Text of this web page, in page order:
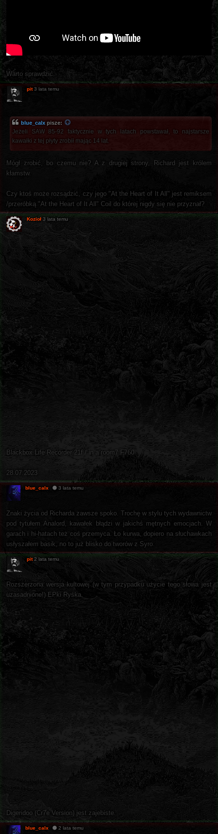
Warto sprawdzić.
pit 3 lata temu
blue_calx pisze:
Jeżeli SAW 85-92 faktycznie w tych latach powstawał, to najstarsze
kawałki z tej płyty zrobił mając 14 lat.
Mógł zrobić, bo czemu nie? A z drugiej strony, Richard jest królem
kłamstw.
Czy ktoś może rozsądzić, czy jego "At the Heart of It All" jest remiksem
/przeróbką "At the Heart of It All" Coil do której nigdy się nie przyznał?
Kozioł 3 lata temu
Blackbox Life Recorder 21f / in a room7 F760
28.07.2023
blue_calx 3 lata temu
Znaki życia od Richarda zawsze spoko. Trochę w stylu tych wydawnictw
pod tytułem Analord, kawałek błądzi w jakichś mętnych emocjach. W
garach i hi-hatach też coś przemyca. Ło kurwa, dopiero na słuchawkach
usłyszałem basik, no to już blisko do tworów z Syro.
pit 2 lata temu
Rozszerzona wersja kultowej (w tym przypadku użycie tego słowa jest
uzasadnione!) EPki Ryśka.
Digeridoo (Cr7e Version) jest zajebiste.
blue_calx 2 lata temu